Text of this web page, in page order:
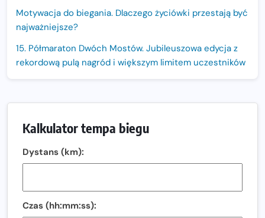
Motywacja do biegania. Dlaczego życiówki przestają być
najważniejsze?
15. Półmaraton Dwóch Mostów. Jubileuszowa edycja z
rekordową pulą nagród i większym limitem uczestników
Oficjalna koszulka LOTTO 25. Poznań Maratonu!
Amazfit Balance 3: Kompleksowe narzędzie dla biegacza
Regeneracja w bieganiu. Co warto o niej wiedzieć?
Ostatnie wolne miejsca na jubileuszowy Bieg
Kalkulator tempa biegu
Dystans (km):
Czas (hh:mm:ss):